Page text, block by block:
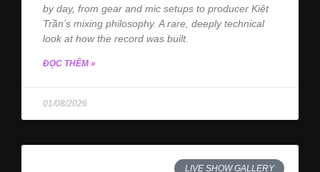
by day, from gear and mic setups to producer Kiệt
Trần’s mixing philosophy. A rare, deeply technical
look at how the record was built.
ĐỌC THÊM »
01/08/2026
LIVE SHOW GALLERY